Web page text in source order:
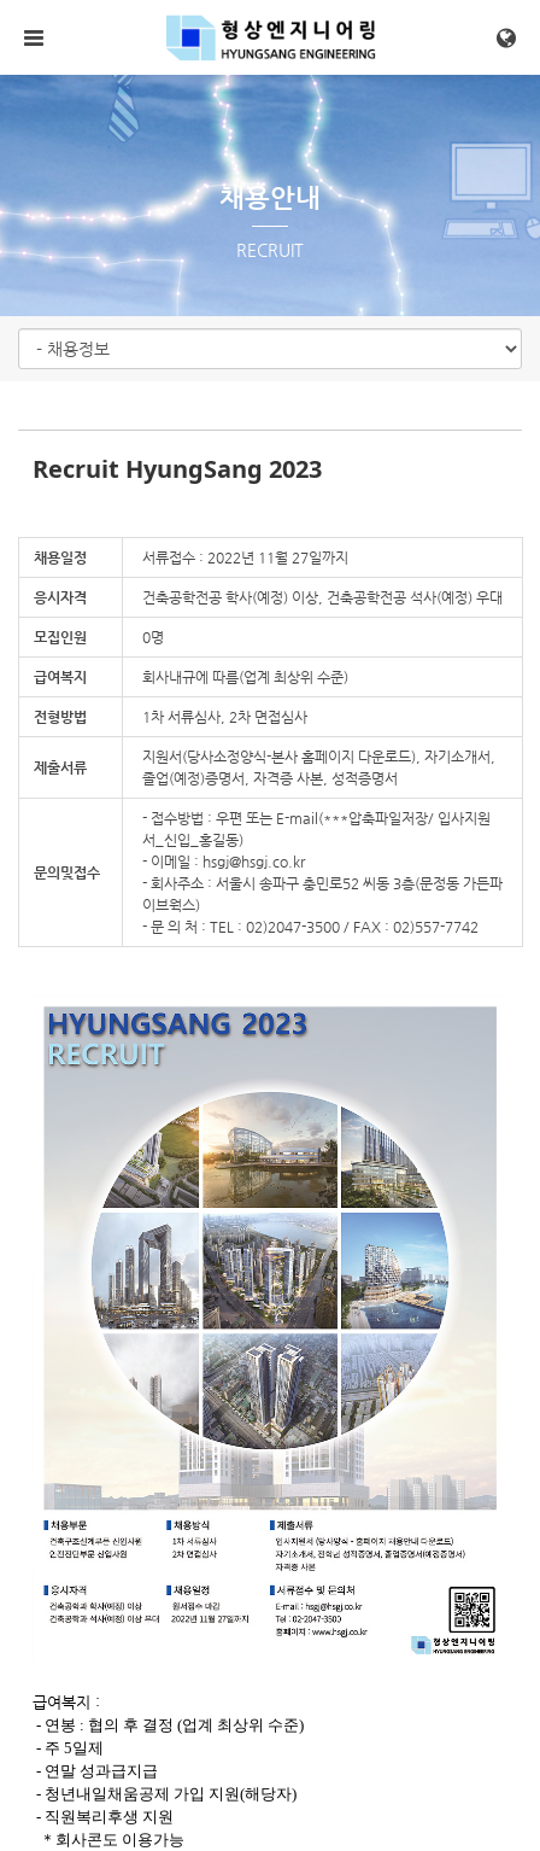
메뉴 건너뛰기
채용안내
RECRUIT
Recruit HyungSang 2023
채용일정 서류접수 : 2022년 11월 27일까지
응시자격 건축공학전공 학사(예정) 이상, 건축공학전공 석사(예정) 우대
모집인원 0명
급여복지 회사내규에 따름(업계 최상위 수준)
전형방법 1차 서류심사, 2차 면접심사
제출서류
지원서(당사소정양식-본사 홈페이지 다운로드), 자기소개서,
졸업(예정)증명서, 자격증 사본, 성적증명서
문의및접수
- 접수방법 : 우편 또는 E-mail(***압축파일저장/ 입사지원
서_신입_홍길동)
- 이메일 : hsgj@hsgj.co.kr
- 회사주소 : 서울시 송파구 충민로52 씨동 3층(문정동 가든파
이브웍스)
- 문 의 처 : TEL : 02)2047-3500 / FAX : 02)557-7742
급여복지 :
- 연봉 : 협의 후 결정 (업계 최상위 수준)
- 주 5일제
- 연말 성과급지급
- 청년내일채움공제 가입 지원(해당자)
- 직원복리후생 지원
＊회사콘도 이용가능